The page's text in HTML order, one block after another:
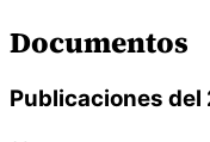
Documentos
Publicaciones